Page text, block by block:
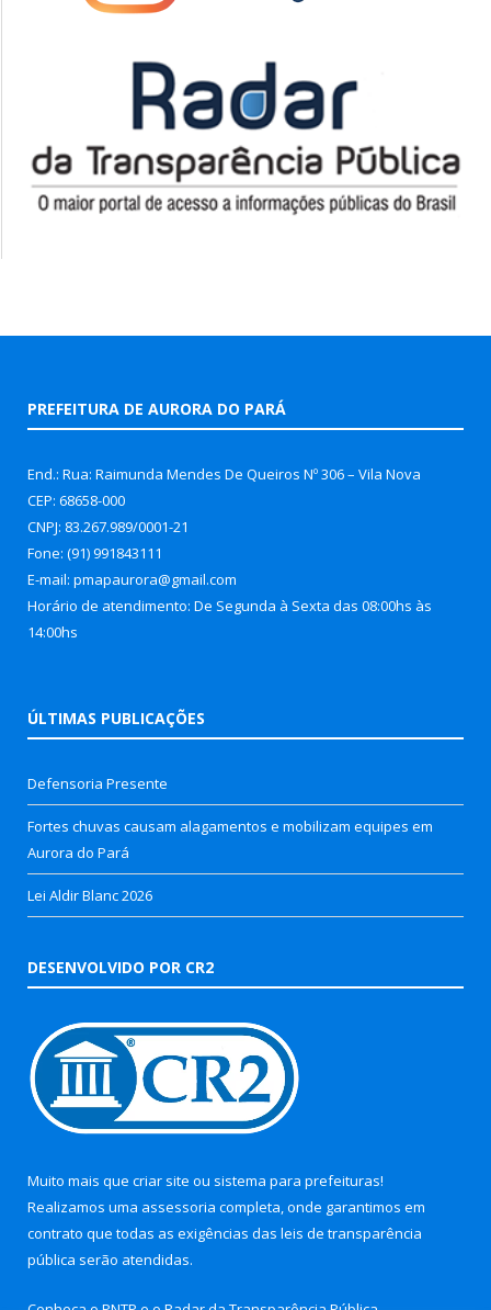
PREFEITURA DE AURORA DO PARÁ
End.: Rua: Raimunda Mendes De Queiros Nº 306 – Vila Nova
CEP: 68658-000
CNPJ: 83.267.989/0001-21
Fone: (91) 991843111
E-mail: pmapaurora@gmail.com
Horário de atendimento: De Segunda à Sexta das 08:00hs às
14:00hs
ÚLTIMAS PUBLICAÇÕES
Defensoria Presente
Fortes chuvas causam alagamentos e mobilizam equipes em
Aurora do Pará
Lei Aldir Blanc 2026
DESENVOLVIDO POR CR2
Muito mais que criar site ou sistema para prefeituras!
Realizamos uma assessoria completa, onde garantimos em
contrato que todas as exigências das leis de transparência
pública serão atendidas.